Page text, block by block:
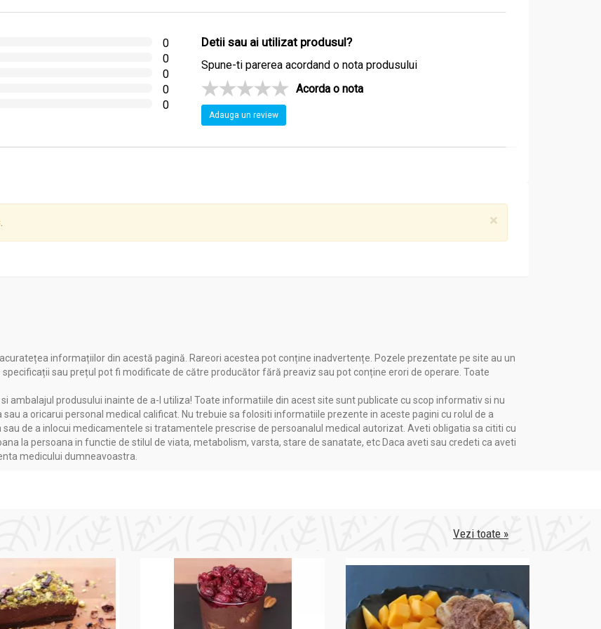
0
0
0
0
0
Detii sau ai utilizat produsul?
Spune-ti parerea acordand o nota produsului
Acorda o nota
Adauga un review
×
informațiilor din acestă pagină. Rareori acestea pot conține inadvertențe. Pozele prezentate pe site au un
sau prețul pot fi modificate de către producător fără preaviz sau pot conține erori de operare. Toate
ambalajul produsului inainte de a-l utiliza! Toate informatiile din acest site sunt publicate cu scop informativ si nu
a oricarui personal medical calificat. Nu trebuie sa folositi informatiile prezente in aceste pagini cu rolul de a
de a inlocui medicamentele si tratamentele prescrise de persoanalul medical autorizat. Aveti obligatia sa cititi cu
la persoana in functie de stilul de viata, metabolism, varsta, stare de sanatate, etc Daca aveti sau credeti ca aveti
medicului dumneavoastra.
Vezi toate »